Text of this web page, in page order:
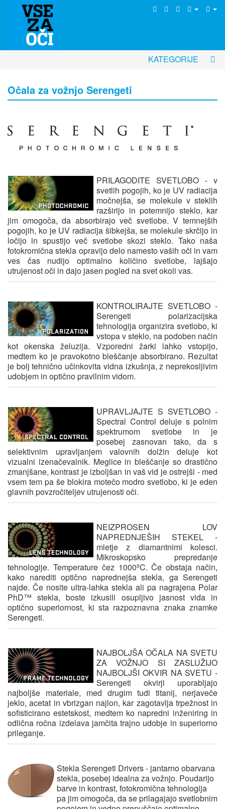
KATEGORIJE
Očala za vožnjo Serengeti
PRILAGODITE SVETLOBO - v
svetlih pogojih, ko je UV radiacija
močnejša, se molekule v steklih
razširijo in potemnijo steklo, kar
jim omogoča, da absorbirajo več svetlobe. V temnejših
pogojih, ko je UV radiacija šibkejša, se molekule skrčijo in
ločijo in spustijo več svetlobe skozi steklo. Tako naša
fotokromična stekla opravijo delo namesto vaših oči in vam
ves čas nudijo optimalno količino svetlobe, lajšajo
utrujenost oči in dajo jasen pogled na svet okoli vas.
KONTROLIRAJTE SVETLOBO -
Serengeti polarizacijska
tehnologija organizira svetlobo, ki
vstopa v steklo, na podoben način
kot okenska želuzija. Vzporedni žarki lahko vstopijo,
medtem ko je pravokotno bleščanje absorbirano. Rezultat
je bolj tehnično učinkovita vidna izkušnja, z neprekosljivim
udobjem in optično pravilnim vidom.
UPRAVLJAJTE S SVETLOBO -
Spectral Control deluje s polnim
spektrumom svetlobe in je
posebej zasnovan tako, da s
selektivnim upravljanjem valovnih dolžin deluje kot
vizualni izenačevalnik. Meglice in bleščanje so drastično
zmanjšane, kontrast je izboljšan in vaš vid je ostrejši - med
vsem tem pa še blokira motečo modro svetlobo, ki je eden
glavnih povzročiteljev utrujenosti oči.
NEIZPROSEN LOV
NAPREDNJEŠIH STEKEL -
mletje z diamantnimi kolesci.
Mikroskopsko prepredanje
tehnologije. Temperature čez 1000ºC. Če obstaja način,
kako narediti optično naprednejša stekla, ga Serengeti
najde. Če nosite ultra-lahka stekla ali pa nagrajena Polar
PhD™ stekla, boste izkusili osupljivo jasnost vida in
optično superiornost, ki sta razpoznavna znaka znamke
Serengeti.
NAJBOLJŠA OČALA NA SVETU
ZA VOŽNJO SI ZASLUŽIJO
NAJBOLJŠI OKVIR NA SVETU -
Serengeti okvirji uporabljajo
najboljše materiale, med drugim tudi titanij, nerjaveče
jeklo, acetat in vbrizgan najlon, kar zagotavlja trpežnost in
sofisticirano estetskost, medtem ko napredni inženiring in
odlična ročna izdelava jamčita trajno udobje in superiorno
prileganje.
Stekla Serengeti Drivers- jantarno obarvana
stekla, posebej idealna za vožnjo. Poudarijo
barve in kontrast, fotokromična tehnologija
pa jim omogoča, da se prilagajajo svetlobnim